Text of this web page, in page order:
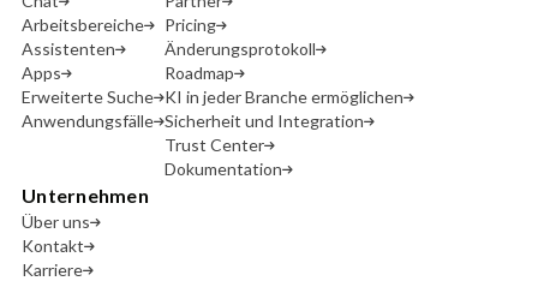
Arbeitsbereiche
Assistenten
Apps
Erweiterte Suche
Anwendungsfälle
Pricing
Änderungsprotokoll
Roadmap
KI in jeder Branche ermöglichen
Sicherheit und Integration
Trust Center
Dokumentation
Unternehmen
Über uns
Kontakt
Karriere